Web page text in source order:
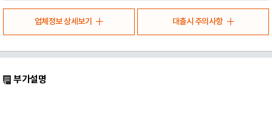
업체정보 상세보기 대출시 주의사항
부가설명